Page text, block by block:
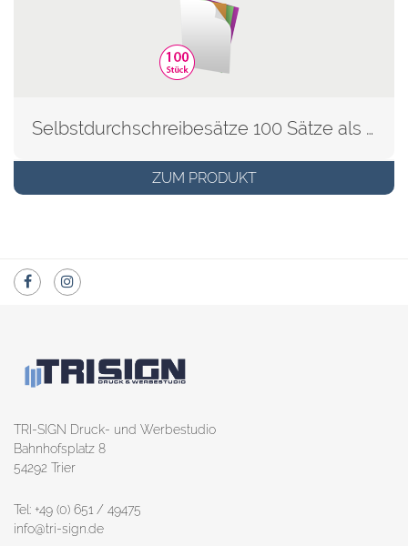
Selbstdurchschreibesätze 100 Sätze als Block
ZUM PRODUKT
TRI-SIGN Druck- und Werbestudio
Bahnhofsplatz 8
54292 Trier
Tel: +49 (0) 651 / 49475
info@tri-sign.de